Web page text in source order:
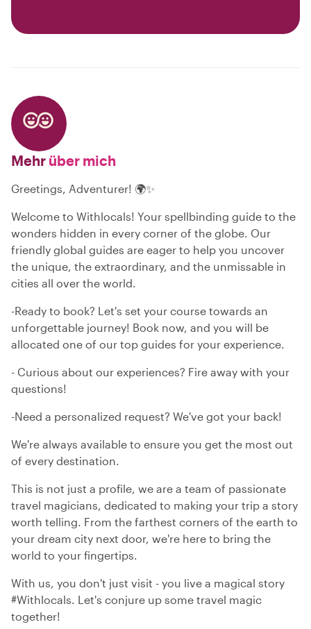
Mehr über mich
Greetings, Adventurer! 🌍✨
Welcome to Withlocals! Your spellbinding guide to the
wonders hidden in every corner of the globe. Our
friendly global guides are eager to help you uncover
the unique, the extraordinary, and the unmissable in
cities all over the world.
-Ready to book? Let's set your course towards an
unforgettable journey! Book now, and you will be
allocated one of our top guides for your experience.
- Curious about our experiences? Fire away with your
questions!
-Need a personalized request? We've got your back!
We're always available to ensure you get the most out
of every destination.
This is not just a profile, we are a team of passionate
travel magicians, dedicated to making your trip a story
worth telling. From the farthest corners of the earth to
your dream city next door, we're here to bring the
world to your fingertips.
With us, you don't just visit - you live a magical story
#Withlocals. Let's conjure up some travel magic
together!